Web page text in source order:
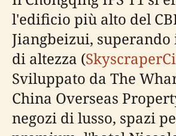
l'edificio più alto del
Jiangbeizui,
di altezza (
Sviluppato da The
China Overseas
negozi di lusso, spazi